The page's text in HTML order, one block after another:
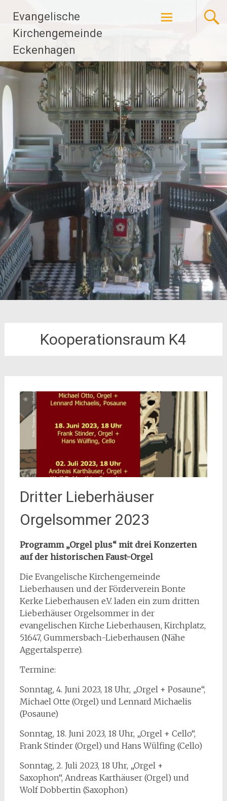
Inhalt
springen
Evangelische
Kirchengemeinde
Eckenhagen
Kooperationsraum K4
Dritter Lieberhäuser
Orgelsommer 2023
Programm „Orgel plus“ mit drei Konzerten
auf der historischen Faust-Orgel
Die Evangelische Kirchengemeinde
Lieberhausen und der Förderverein Bonte
Kerke Lieberhausen e.V. laden ein zum dritten
Lieberhäuser Orgelsommer in der
evangelischen Kirche Lieberhausen, Kirchplatz,
51647, Gummersbach-Lieberhausen (Nähe
Aggertalsperre).
Termine:
Sonntag, 4. Juni 2023, 18 Uhr, „Orgel + Posaune“,
Michael Otte (Orgel) und Lennard Michaelis
(Posaune)
Sonntag, 18. Juni 2023, 18 Uhr, „Orgel + Cello“,
Frank Stinder (Orgel) und Hans Wülfing (Cello)
Sonntag, 2. Juli 2023, 18 Uhr, „Orgel +
Saxophon“, Andreas Karthäuser (Orgel) und
Wolf Dobbertin (Saxophon)